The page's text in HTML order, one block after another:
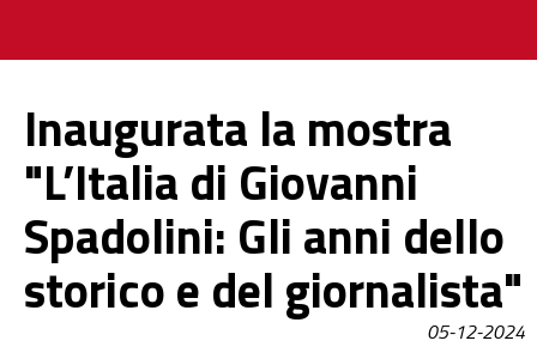
Inaugurata la mostra
"L’Italia di Giovanni
Spadolini: Gli anni dello
storico e del giornalista"
05-12-2024